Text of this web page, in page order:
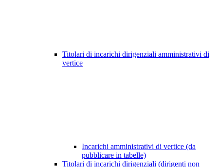
Titolari di incarichi dirigenziali amministrativi di
vertice
Incarichi amministrativi di vertice (da
pubblicare in tabelle)
Titolari di incarichi dirigenziali (dirigenti non